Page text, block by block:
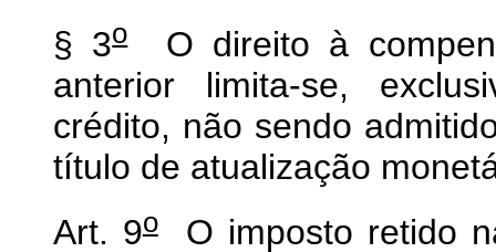
§ 3oO direito à
anterior limita-se,
crédito, não sendo
título de atualização
Art. 9oO imposto retido